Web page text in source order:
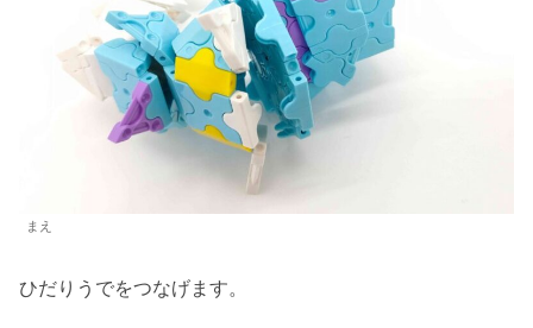
まえ
ひだりうでをつなげます。